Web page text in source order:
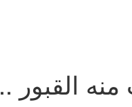
القبور ..